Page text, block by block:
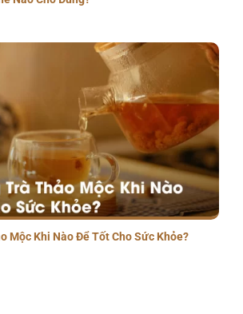
Mộc Khi Nào Để Tốt Cho Sức Khỏe?